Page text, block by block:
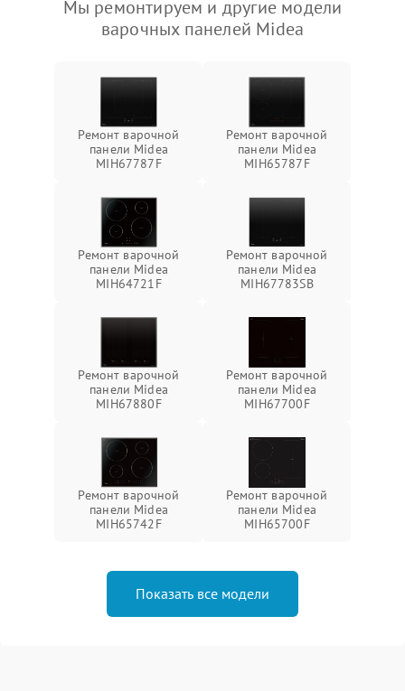
Мы ремонтируем и другие модели
варочных панелей Midea
Ремонт варочной
панели Midea
MIH67787F
Ремонт варочной
панели Midea
MIH65787F
Ремонт варочной
панели Midea
MIH64721F
Ремонт варочной
панели Midea
MIH67783SB
Ремонт варочной
панели Midea
MIH67880F
Ремонт варочной
панели Midea
MIH67700F
Ремонт варочной
панели Midea
MIH65742F
Ремонт варочной
панели Midea
MIH65700F
Показать все модели